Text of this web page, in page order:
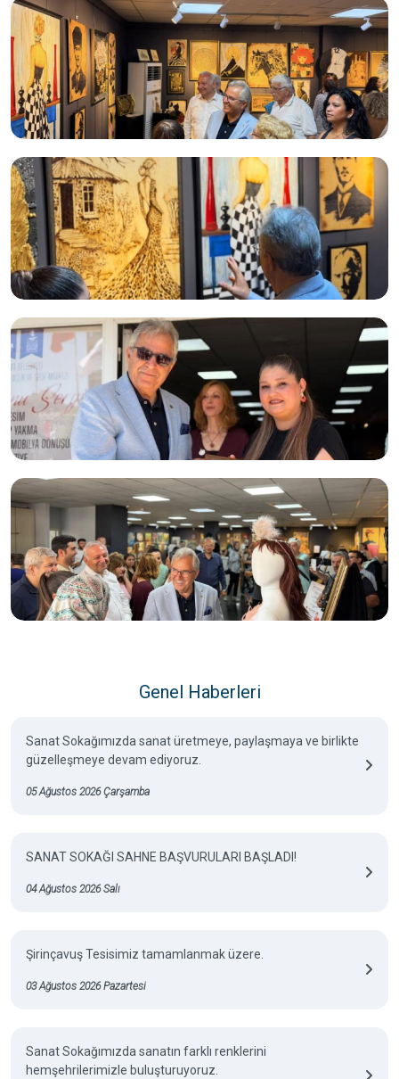
Genel Haberleri
Sanat Sokağımızda sanat üretmeye, paylaşmaya ve birlikte
güzelleşmeye devam ediyoruz.
05 Ağustos 2026 Çarşamba
SANAT SOKAĞI SAHNE BAŞVURULARI BAŞLADI!
04 Ağustos 2026 Salı
Şirinçavuş Tesisimiz tamamlanmak üzere.
03 Ağustos 2026 Pazartesi
Sanat Sokağımızda sanatın farklı renklerini
hemşehrilerimizle buluşturuyoruz.